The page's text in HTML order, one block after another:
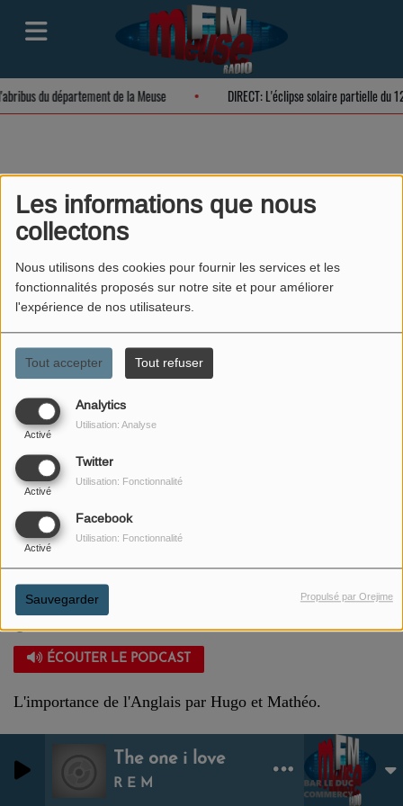
Les informations que nous
collectons
Nous utilisons des cookies pour fournir les services et les
fonctionnalités proposés sur notre site et pour améliorer
l'expérience de nos utilisateurs.
Tout accepter Tout refuser
Analytics
Activé
Utilisation: Analyse
Twitter
Activé
Utilisation: Fonctionnalité
Facebook
Activé
Utilisation: Fonctionnalité
Sauvegarder Propulsé par Orejime
The one i love
R E M
du département de la Meuse DIRECT: L'éclipse solaire partielle du
L'importance de
l'Anglais par Hugo et
Mathéo
0 0
25 OCTOBRE 2023
ÉCOUTER LE PODCAST
L'importance de l'Anglais par Hugo et Mathéo.